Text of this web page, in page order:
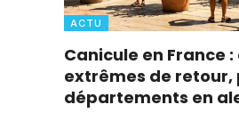
ACTU
Canicule en France
extrêmes de retour,
départements en